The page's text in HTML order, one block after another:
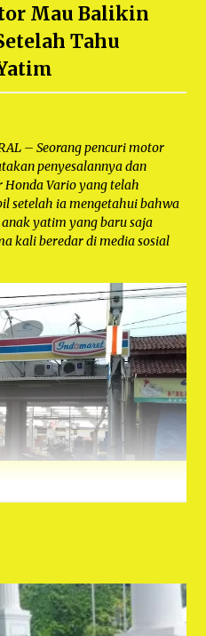
Mau Balikin
Tahu
– Seorang pencuri motor
penyesalannya dan
Vario yang telah
setelah ia mengetahui bahwa
yatim yang baru saja
kali beredar di media sosial